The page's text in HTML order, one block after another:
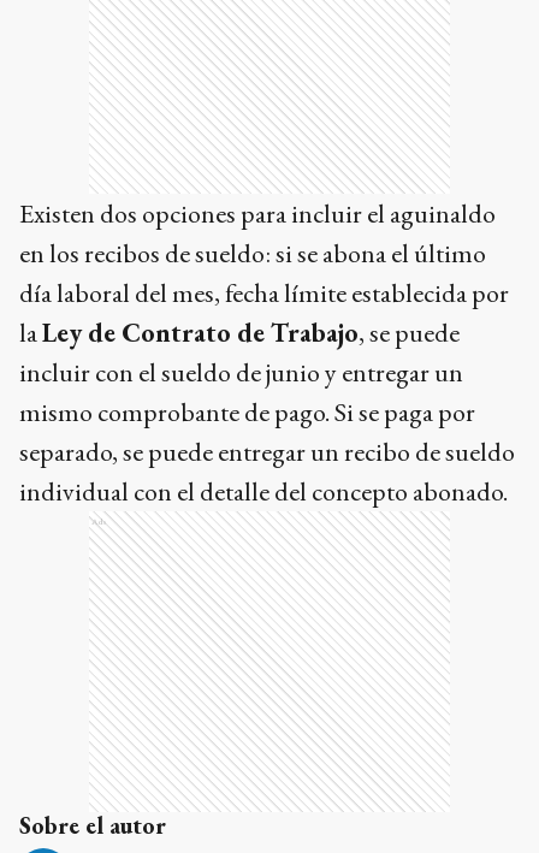
Existen dos opciones para incluir el aguinaldo
en los recibos de sueldo: si se abona el último
día laboral del mes, fecha límite establecida por
laLey de Contrato de Trabajo, se puede
incluir con el sueldo de junio y entregar un
mismo comprobante de pago. Si se paga por
separado, se puede entregar un recibo de sueldo
individual con el detalle del concepto abonado.
Ads
Sobre el autor